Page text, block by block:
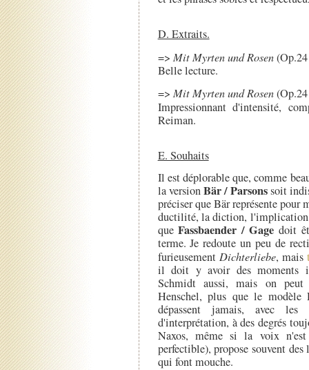
D. Extraits.
=> Mit Myrten und Rosen(Op.24
Belle lecture.
=> Mit Myrten und Rosen(Op.24
Impressionnant d'intensité,
Reiman.
E. Souhaits
Il est déplorable que, comme
la versionBär / Parsonssoit
préciser que Bär représente
ductilité, la diction,
queFassbaender / Gage doit
terme. Je redoute un peu de
furieusement Dichterliebe, mais
il doit y avoir des moments
Schmidt aussi, mais on
Henschel, plus que le modèle
dépassent jamais, avec
d'interprétation, à des degrés
Naxos, même si la voix n'est
perfectible), propose souvent des
qui font mouche.